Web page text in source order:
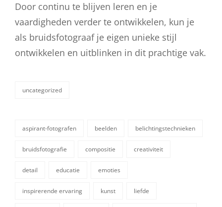
Door continu te blijven leren en je
vaardigheden verder te ontwikkelen, kun je
als bruidsfotograaf je eigen unieke stijl
ontwikkelen en uitblinken in dit prachtige vak.
categorieën
uncategorized
aspirant-fotografen beelden belichtingstechnieken
bruidsfotografie compositie creativiteit
detail educatie emoties
inspirerende ervaring kunst liefde